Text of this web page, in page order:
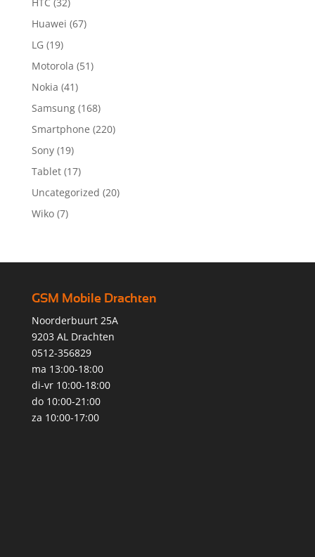
HTC (32)
Huawei (67)
LG (19)
Motorola (51)
Nokia (41)
Samsung (168)
Smartphone (220)
Sony (19)
Tablet (17)
Uncategorized (20)
Wiko (7)
GSM Mobile Drachten
Noorderbuurt 25A
9203 AL Drachten
0512-356829
ma 13:00-18:00
di-vr 10:00-18:00
do 10:00-21:00
za 10:00-17:00